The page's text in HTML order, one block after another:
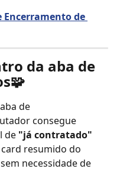
Encerramento de
da aba de
🧩
de
consegue
de "já contratado"
resumido do
necessidade de